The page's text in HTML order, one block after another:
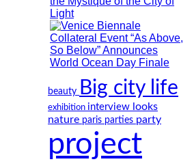
beauty Big city life
exhibition interview looks
nature paris parties party
project